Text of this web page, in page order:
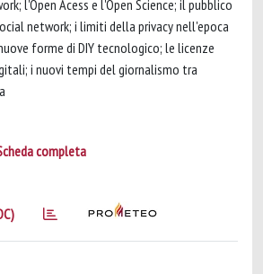
l'Open Acess e l'Open Science; il pubblico
network; i limiti della privacy nell'epoca
forme di DIY tecnologico; le licenze
i nuovi tempi del giornalismo tra
completa